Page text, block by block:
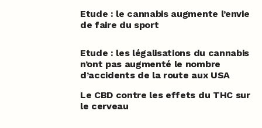
Etude : le cannabis augmente l’envie
de faire du sport
Etude : les légalisations du cannabis
n’ont pas augmenté le nombre
d’accidents de la route aux USA
Le CBD contre les effets du THC sur
le cerveau